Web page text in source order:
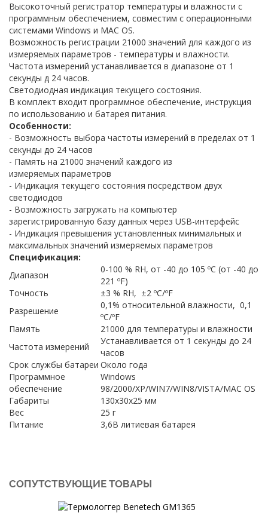
Высокоточный регистратор температуры и влажности с
программным обеспечением, совместим с операционными
системами Windows и MAC OS.
Возможность регистрации 21000 значений для каждого из
измеряемых параметров - температуры и влажности.
Частота измерений устанавливается в диапазоне от 1
секунды д 24 часов.
Светодиодная индикация текущего состояния.
В комплект входит программное обеспечение, инструкция
по использованию и батарея питания.
Особенности:
- Возможность выбора частоты измерений в пределах от 1
секунды до 24 часов
- Память на 21000 значений каждого из
измеряемых параметров
- Индикация текущего состояния посредством двух
светодиодов
- Возможность загружать на компьютер
зарегистрированную базу данных через USB-интерфейс
- Индикация превышения установленных минимальных и
максимальных значений измеряемых параметров
Спецификация:
Диапазон
0-100 % RH, от -40 до 105 ºС (от -40 до
221 ºF)
Точность
±3 % RH, ±2 ºС/ºF
Разрешение
0,1% относительной влажности, 0,1
ºС/ºF
Память
21000 для температуры и влажности
Частота измерений
Устанавливается от 1 секунды до 24
часов
Срок службы батареи Около года
Программное
обеспечение
Windows
98/2000/XP/WIN7/WIN8/VISTA/MAC OS
Габариты
130х30х25 мм
Вес
25 г
Питание
3,6В литиевая батарея
СОПУТСТВУЮЩИЕ ТОВАРЫ